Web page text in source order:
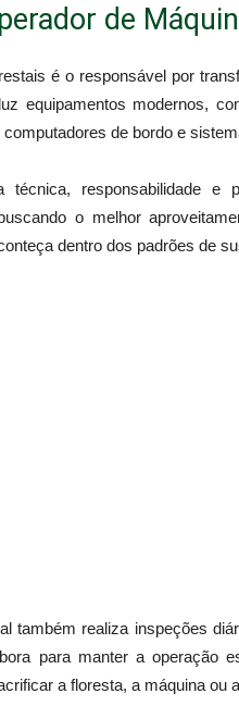
de
é o responsável por
equipamentos modernos,
de bordo e
responsabilidade e
o melhor
dentro dos padrões de
também realiza inspeções
para manter a operação
a floresta, a máquina ou